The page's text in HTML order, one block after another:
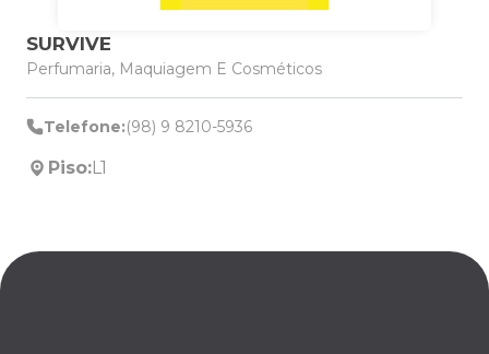
SURVIVE
Perfumaria, Maquiagem E Cosméticos
Telefone:(98) 9 8210-5936
Piso:L1